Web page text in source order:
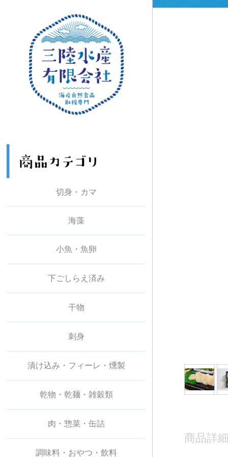
切身・カマ
有塩
無塩
海藻
海苔
三陸わかめ
昆布（塩蔵・出し用・刻み等）
ひじき、他
小魚・魚卵
下ごしらえ済み
干物
刺身
漬け込み・フィーレ・燻製
乾物・乾麺・雑穀類
肉・惣菜・缶詰
調味料・おやつ・飲料
商品詳